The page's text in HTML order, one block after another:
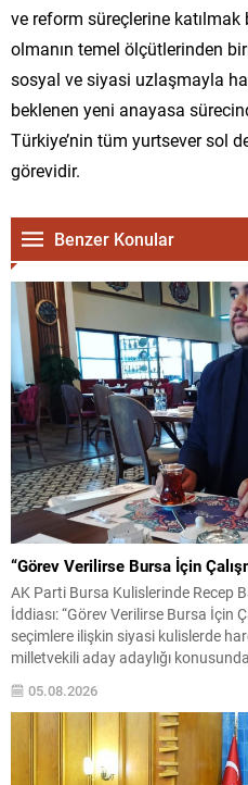
ve reform süreçlerine
olmanın temel ölçütlerinden
sosyal ve siyasi uzlaşmayla
beklenen yeni anayasa
Türkiye’nin tüm yurtsever sol
görevidir.
Benzer Konular
“Görev Verilirse Bursa İçin
AK Parti Bursa Kulislerinde Recep
İddiası: “Görev Verilirse Bursa İçin
seçimlere ilişkin siyasi kulislerde
milletvekili aday adaylığı
çeşitli sivil toplum çevrelerinde
05.08.2026